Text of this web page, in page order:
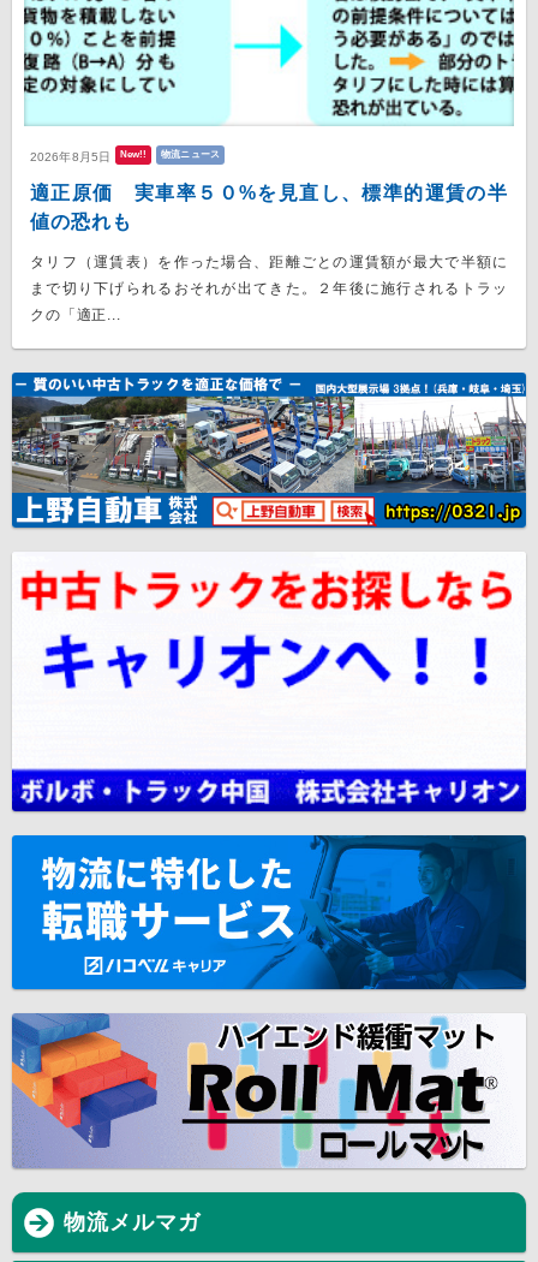
2026年8月5日 New!! 物流ニュース
適正原価 実車率５０%を見直し、標準的運賃の半
値の恐れも
タリフ（運賃表）を作った場合、距離ごとの運賃額が最大で半額に
まで切り下げられるおそれが出てきた。２年後に施行されるトラッ
クの「適正...
物流メルマガ